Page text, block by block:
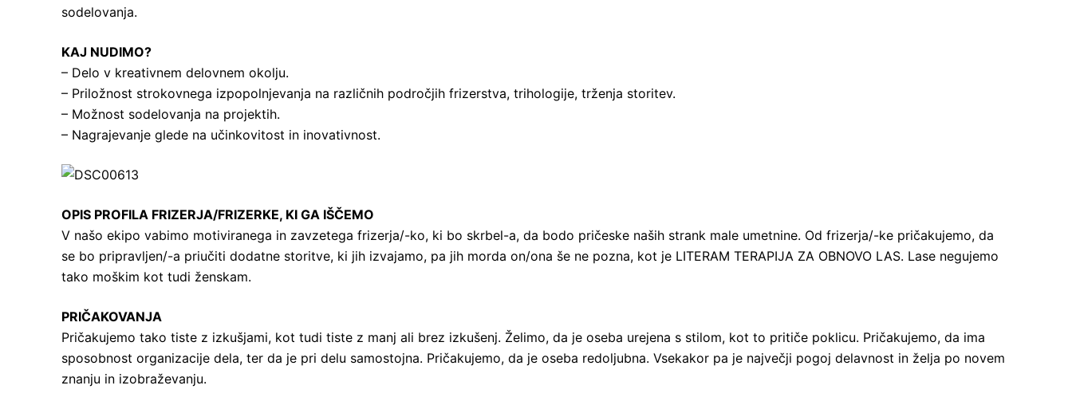
sodelovanja.
KAJ NUDIMO?
– Delo v kreativnem delovnem okolju.
– Priložnost strokovnega izpopolnjevanja na različnih področjih frizerstva, trihologije, trženja storitev.
– Možnost sodelovanja na projektih.
– Nagrajevanje glede na učinkovitost in inovativnost.
OPIS PROFILA FRIZERJA/FRIZERKE, KI GA IŠČEMO
V našo ekipo vabimo motiviranega in zavzetega frizerja/-ko, ki bo skrbel-a, da bodo pričeske naših strank male umetnine. Od frizerja/-ke pričakujemo, da
se bo pripravljen/-a priučiti dodatne storitve, ki jih izvajamo, pa jih morda on/ona še ne pozna, kot je LITERAM TERAPIJA ZA OBNOVO LAS. Lase negujemo
tako moškim kot tudi ženskam.
PRIČAKOVANJA
Pričakujemo tako tiste z izkušjami, kot tudi tiste z manj ali brez izkušenj. Želimo, da je oseba urejena s stilom, kot to pritiče poklicu. Pričakujemo, da ima
sposobnost organizacije dela, ter da je pri delu samostojna. Pričakujemo, da je oseba redoljubna. Vsekakor pa je največji pogoj delavnost in želja po novem
znanju in izobraževanju.